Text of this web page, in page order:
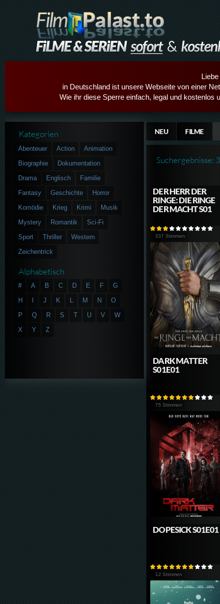
in Deutschland ist unsere Webseite von einer
Wie ihr diese Sperre einfach, legal und kostenlos
NEU FILME
Suchergebnisse:
DER HERR DER
RINGE: DIE RINGE
DER MACHT S01
337 Stimmen
DARK MATTER
S01E01
75 Stimmen
DOPESICK S01E01
12 Stimmen
Kategorien
Abenteuer Action
Animation
Biographie
Dokumentation
Drama
Englisch
Familie
Fantasy
Geschichte
Horror
Komödie
Krieg Krimi
Musik
Mystery
Romantik
Sci-Fi
Sport
Thriller
Western
Zeichentrick
Alphabetisch
# A B C D E F
G
H
J K L M N
O
P
Q R S T U V
W
X
Y Z